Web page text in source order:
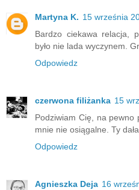
Martyna K. 15 września
Bardzo ciekawa relacja,
było nie lada wyczynem.
Odpowiedz
czerwona filiżanka 15
Podziwiam Cię, na pewno
mnie nie osiągalne. Ty
Odpowiedz
Agnieszka Deja 16